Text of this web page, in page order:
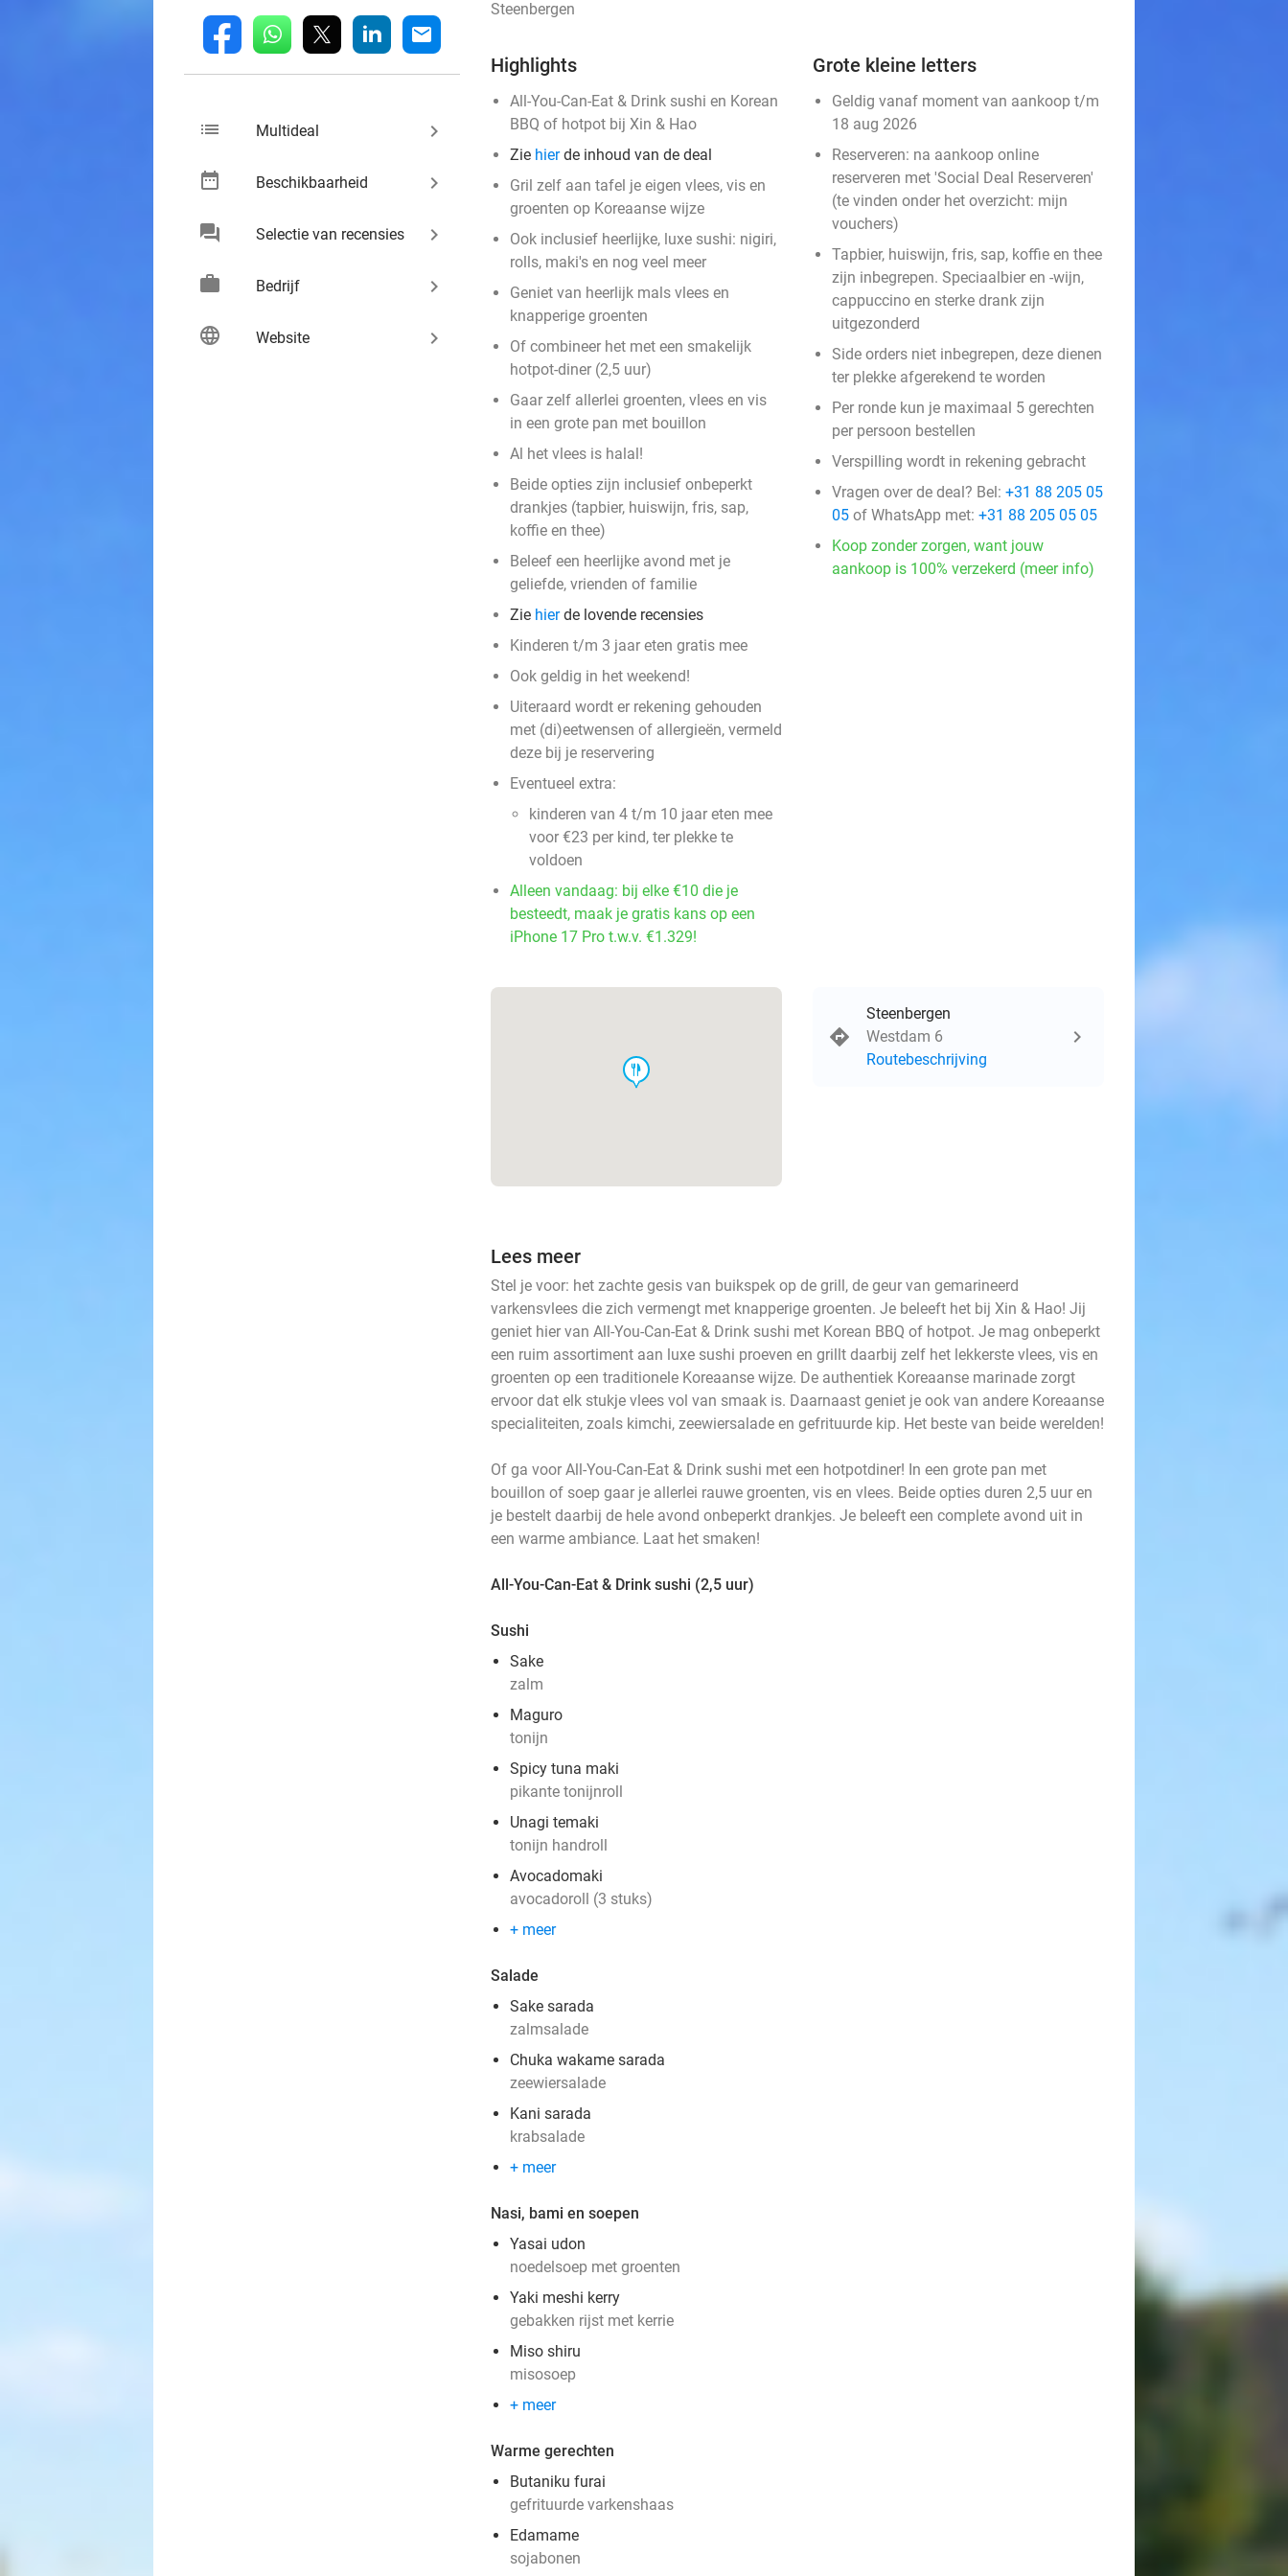
fb whatsapp linkedin mail
list Multideal keyboard_arrow_right
date_range Beschikbaarheid keyboard_arrow_right
chat Selectie van recensies keyboard_arrow_right
work Bedrijf keyboard_arrow_right
language Website keyboard_arrow_right
Steenbergen
Highlights
All-You-Can-Eat & Drink sushi en Korean
BBQ of hotpot bij Xin & Hao
Zie hierde inhoud van de deal
Gril zelf aan tafel je eigen vlees, vis en
groenten op Koreaanse wijze
Ook inclusief heerlijke, luxe sushi: nigiri,
rolls, maki's en nog veel meer
Geniet van heerlijk mals vlees en
knapperige groenten
Of combineer het met een smakelijk
hotpot-diner (2,5 uur)
Gaar zelf allerlei groenten, vlees en vis
in een grote pan met bouillon
Al het vlees is halal!
Beide opties zijn inclusief onbeperkt
drankjes (tapbier, huiswijn, fris, sap,
koffie en thee)
Beleef een heerlijke avond met je
geliefde, vrienden of familie
Zie hierde lovende recensies
Kinderen t/m 3 jaar eten gratis mee
Ook geldig in het weekend!
Uiteraard wordt er rekening gehouden
met (di)eetwensen of allergieën, vermeld
deze bij je reservering
Eventueel extra:
kinderen van 4 t/m 10 jaar eten mee
voor €23 per kind, ter plekke te
voldoen
Alleen vandaag: bij elke €10 die je
besteedt, maak je gratis kans op een
iPhone 17 Pro t.w.v. €1.329!
Grote kleine letters
Geldig vanaf moment van aankoop t/m
18 aug 2026
Reserveren: na aankoop online
reserveren met 'Social Deal Reserveren'
(te vinden onder het overzicht: mijn
vouchers)
Tapbier, huiswijn, fris, sap, koffie en thee
zijn inbegrepen. Speciaalbier en -wijn,
cappuccino en sterke drank zijn
uitgezonderd
Side orders niet inbegrepen, deze dienen
ter plekke afgerekend te worden
Per ronde kun je maximaal 5 gerechten
per persoon bestellen
Verspilling wordt in rekening gebracht
Vragen over de deal? Bel: +31 88 205 05
05 of WhatsApp met: +31 88 205 05 05
Koop zonder zorgen, want jouw
aankoop is 100% verzekerd (meer info)
food
Steenbergen
Westdam 6
Routebeschrijving
Lees meer
Stel je voor: het zachte gesis van buikspek op de grill, de geur van gemarineerd
varkensvlees die zich vermengt met knapperige groenten. Je beleeft het bij Xin & Hao! Jij
geniet hier van All-You-Can-Eat & Drink sushi met Korean BBQ of hotpot. Je mag onbeperkt
een ruim assortiment aan luxe sushi proeven en grillt daarbij zelf het lekkerste vlees, vis en
groenten op een traditionele Koreaanse wijze. De authentiek Koreaanse marinade zorgt
ervoor dat elk stukje vlees vol van smaak is. Daarnaast geniet je ook van andere Koreaanse
specialiteiten, zoals kimchi, zeewiersalade en gefrituurde kip. Het beste van beide werelden!
Of ga voor All-You-Can-Eat & Drink sushi met een hotpotdiner! In een grote pan met
bouillon of soep gaar je allerlei rauwe groenten, vis en vlees. Beide opties duren 2,5 uur en
je bestelt daarbij de hele avond onbeperkt drankjes. Je beleeft een complete avond uit in
een warme ambiance. Laat het smaken!
All-You-Can-Eat & Drink sushi (2,5 uur)
Sushi
Sake
zalm
Maguro
tonijn
Spicy tuna maki
pikante tonijnroll
Unagi temaki
tonijn handroll
Avocadomaki
avocadoroll (3 stuks)
+ meer
Salade
Sake sarada
zalmsalade
Chuka wakame sarada
zeewiersalade
Kani sarada
krabsalade
+ meer
Nasi, bami en soepen
Yasai udon
noedelsoep met groenten
Yaki meshi kerry
gebakken rijst met kerrie
Miso shiru
misosoep
+ meer
Warme gerechten
Butaniku furai
gefrituurde varkenshaas
Edamame
sojabonen